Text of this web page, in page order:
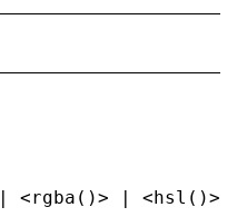
<rgba()> | <hsl()> |